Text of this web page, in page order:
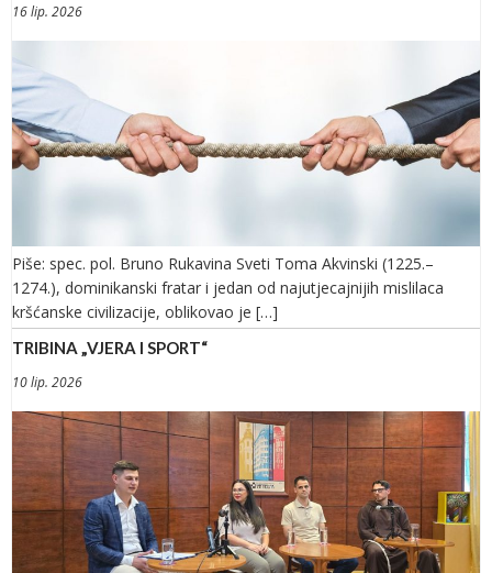
16 lip. 2026
Piše: spec. pol. Bruno Rukavina Sveti Toma Akvinski (1225.–
1274.), dominikanski fratar i jedan od najutjecajnijih mislilaca
kršćanske civilizacije, oblikovao je […]
TRIBINA „VJERA I SPORT“
10 lip. 2026